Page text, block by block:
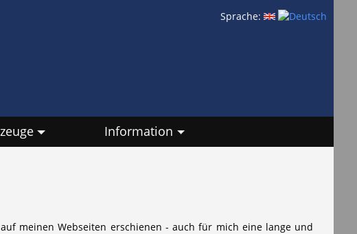
Sprache:
Information
meinen Webseiten erschienen - auch für mich eine lange und